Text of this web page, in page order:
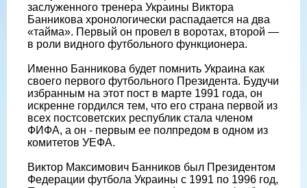
заслуженного тренера Украины Виктора
Банникова хронологически распадается на два
«тайма». Первый он провел в воротах, второй —
в роли видного футбольного функционера.
Именно Банникова будет помнить Украина как
своего первого футбольного Президента. Будучи
избранным на этот пост в марте 1991 года, он
искренне гордился тем, что его страна первой из
всех постсоветских республик стала членом
ФИФА, а он - первым ее полпредом в одном из
комитетов УЕФА.
Виктор Максимович Банников был Президентом
Федерации футбола Украины с 1991 по 1996 год,